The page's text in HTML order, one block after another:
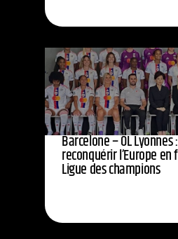
Barcelone – OL
reconquérir l’Europe
Ligue des champions